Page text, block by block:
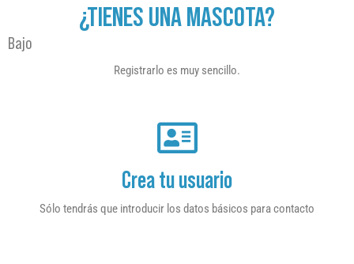
¿TIENES UNA MASCOTA?
Bajo
Registrarlo es muy sencillo.
Crea tu usuario
Sólo tendrás que introducir los datos básicos para contacto